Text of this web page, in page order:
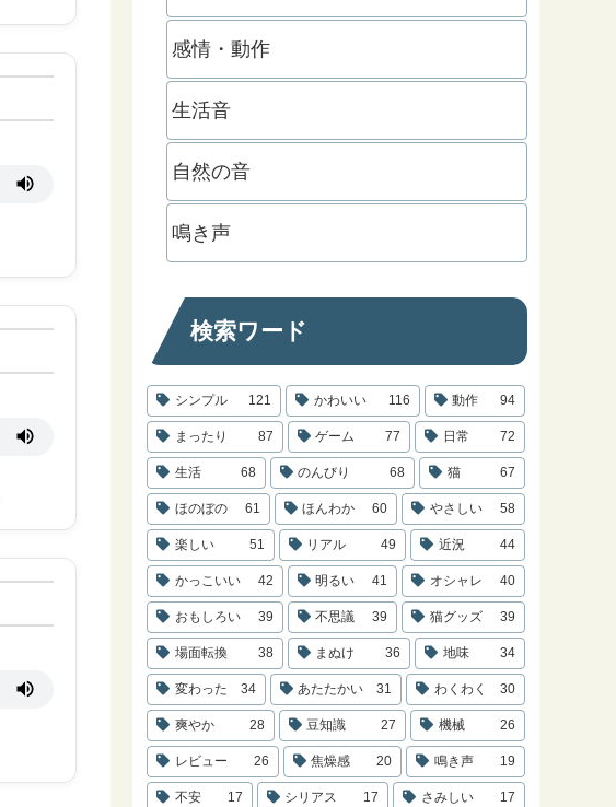
感情・動作
生活音
自然の音
鳴き声
検索ワード
シンプル 121 かわいい 116 動作 94
まったり 87 ゲーム 77 日常 72
生活 68 のんびり 68 猫 67
ほのぼの 61 ほんわか 60 やさしい 58
楽しい 51 リアル 49 近況 44
かっこいい 42 明るい 41 オシャレ 40
おもしろい 39 不思議 39 猫グッズ 39
場面転換 38 まぬけ 36 地味 34
変わった 34 あたたかい 31 わくわく 30
爽やか 28 豆知識 27 機械 26
レビュー 26 焦燥感 20 鳴き声 19
不安 17 シリアス 17 さみしい 17